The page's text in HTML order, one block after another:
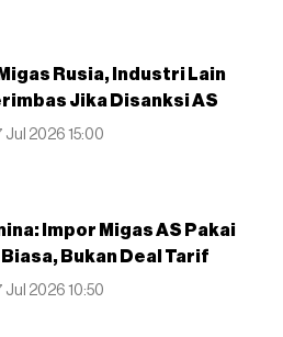
Rusia, Industri Lain
Jika Disanksi AS
Jul 2026 15:00
Impor Migas AS Pakai
Bukan Deal Tarif
Jul 2026 10:50